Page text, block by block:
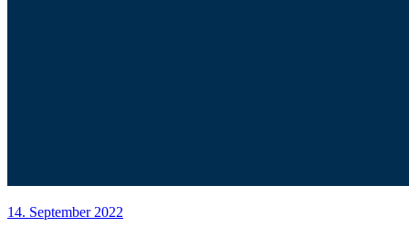
14. September 2022